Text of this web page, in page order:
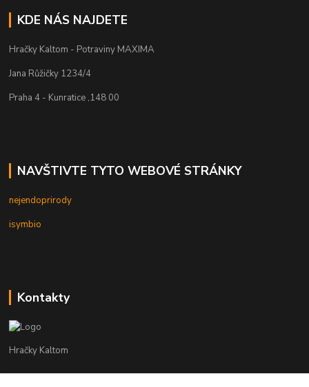
KDE NÁS NAJDETE
Hračky Kaltom - Potraviny MAXIMA
Jana Růžičky 1234/4
Praha 4 - Kunratice ,148 00
NAVŠTIVTE TYTO WEBOVÉ STRÁNKY
nejendoprirody
isymbio
Kontakty
Hračky Kaltom